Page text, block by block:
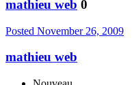
mathieu web 0
Posted November 26, 2009
mathieu web